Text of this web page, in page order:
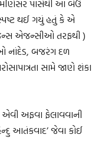
મણિસર પાસેથી આ બેઉ
થઈ ગયું હતું કે એ
એજન્સીઓ તરફથી )
નાંદેડ, બજરંગ દળ
સામે જાણે શંકા
એવી અફવા ફેલાવવાની
આતંકવાદ’ જેવા કોઈ